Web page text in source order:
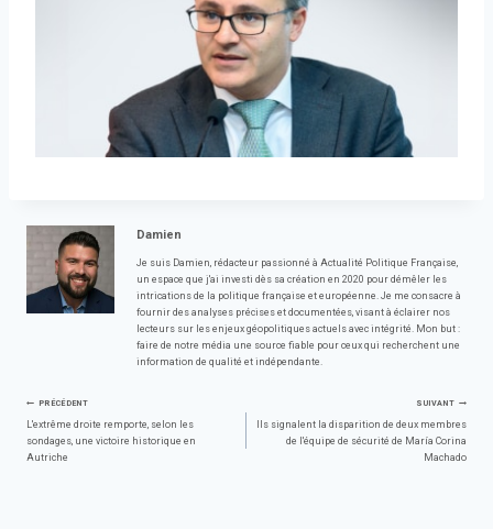
Damien
Je suis Damien, rédacteur passionné à Actualité Politique Française,
un espace que j'ai investi dès sa création en 2020 pour démêler les
intrications de la politique française et européenne. Je me consacre à
fournir des analyses précises et documentées, visant à éclairer nos
lecteurs sur les enjeux géopolitiques actuels avec intégrité. Mon but :
faire de notre média une source fiable pour ceux qui recherchent une
information de qualité et indépendante.
Navigation
de
PRÉCÉDENT
L'extrême droite remporte, selon les
sondages, une victoire historique en
Autriche
SUIVANT
Ils signalent la disparition de deux membres
de l'équipe de sécurité de María Corina
Machado